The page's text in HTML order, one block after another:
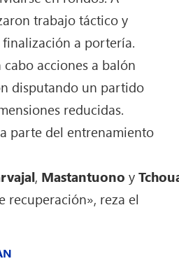
trabajo táctico y
a portería.
cabo acciones a balón
disputando un partido
reducidas.
parte del entrenamiento
, Mastantuonoy
recuperación», reza el